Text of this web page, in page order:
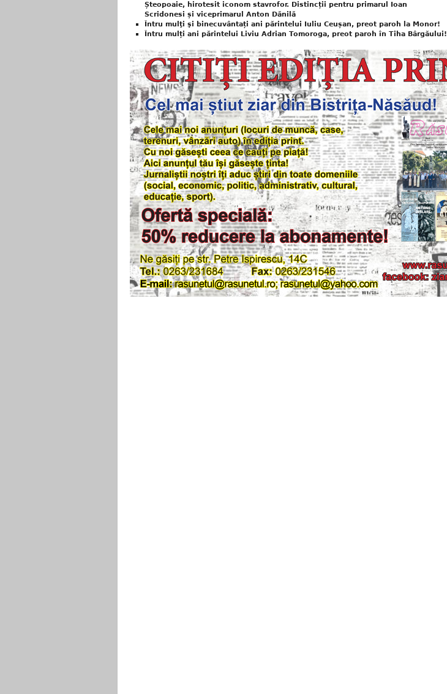
Șteopoaie, hirotesit iconom stavrofor. Distincții pentru primarul Ioan
Scridonesi și viceprimarul Anton Dănilă
Întru mulţi şi binecuvântați ani părintelui Iuliu Ceușan, preot paroh la Monor!
Întru mulți ani părintelui Liviu Adrian Tomoroga, preot paroh în Tiha Bârgăului!